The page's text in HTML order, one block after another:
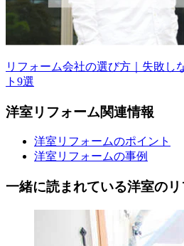
リフォーム会社の選び方｜失敗し
ト9選
洋室リフォーム関連情報
洋室リフォームのポイント
洋室リフォームの事例
一緒に読まれている洋室の